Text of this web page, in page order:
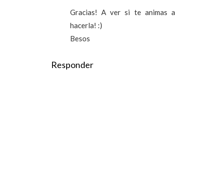
Gracias! A ver si te animas a
hacerla! :)
Besos
Responder